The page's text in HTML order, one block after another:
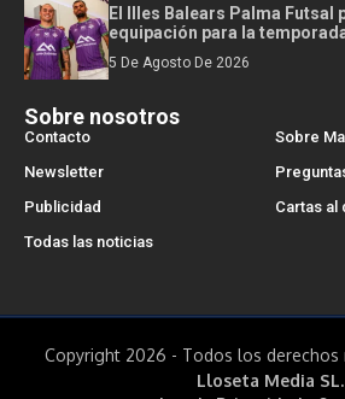
El Illes Balears Palma Futsal
equipación para la
5 De Agosto De 2026
Sobre nosotros
Contacto
Sobre
Newsletter
Publicidad
Cartas
Todas las noticias
Copyright 2026 - Todos los derechos
Lloseta Media SL.